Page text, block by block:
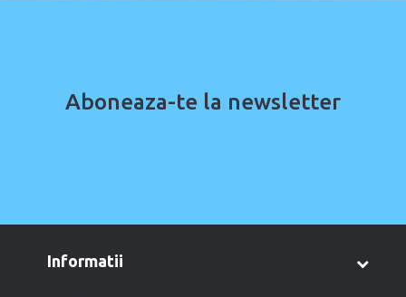
Aboneaza-te la newsletter
informatii